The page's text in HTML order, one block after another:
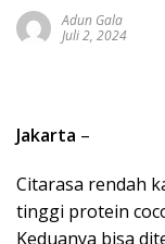
Adun Gala
Juli 2, 2024
Jakarta –
Citarasa rendah
tinggi protein
Keduanya bisa